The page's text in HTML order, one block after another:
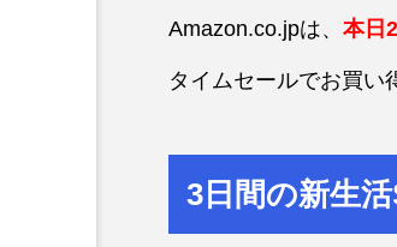
Amazon.co.jpは、 本日
タイムセールでお買い
3日間の新生